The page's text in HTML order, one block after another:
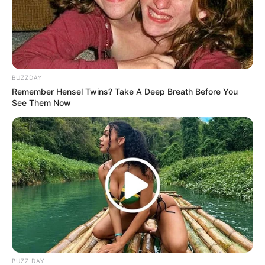
(foto: pinterest/saraxbxbblegum)
9. KPopers juga manusia yang tak luput dari
BUZZDAY
Remember Hensel Twins? Take A Deep Breath Before You
See Them Now
BUZZ DAY